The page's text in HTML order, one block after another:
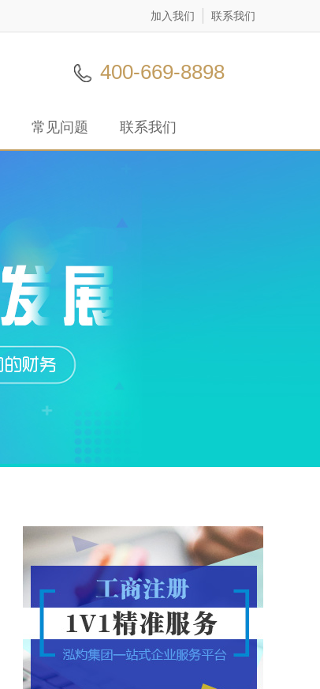
加入我们 联系我们
400-669-8898
常见问题 联系我们